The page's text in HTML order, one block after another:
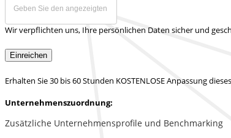
Wir verpflichten uns, Ihre persönlichen Daten sicher und
Einreichen
Erhalten Sie 30 bis 60 Stunden KOSTENLOSE Anpassung
Unternehmenszuordnung:
Zusätzliche Unternehmensprofile und Benchmarking